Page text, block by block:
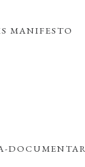
MANIFESTO